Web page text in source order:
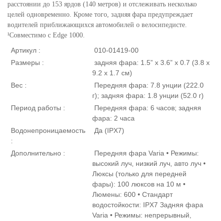
расстоянии до 153 ярдов (140 метров) и отслеживать несколько
целей одновременно. Кроме того, задняя фара предупреждает
водителей приближающихся автомобилей о велосипедисте.
¹Совместимо с Edge 1000.
Артикул :
010-01419-00
Размеры :
задняя фара: 1.5” x 3.6” x 0.7 (3.8 x
9.2 x 1.7 см)
Вес :
Передняя фара: 7.8 унции (222.0
г); задняя фара: 1.8 унции (52.0 г)
Период работы :
Передняя фара: 6 часов; задняя
фара: 2 часа
Водонепроницаемость
:
Да (IPX7)
Дополнительно :
Передняя фара Varia • Режимы:
высокий луч, низкий луч, авто луч •
Люксы (только для передней
фары): 100 люксов на 10 м •
Люмены: 600 • Стандарт
водостойкости: IPX7 Задняя фара
Varia • Режимы: непрерывный,